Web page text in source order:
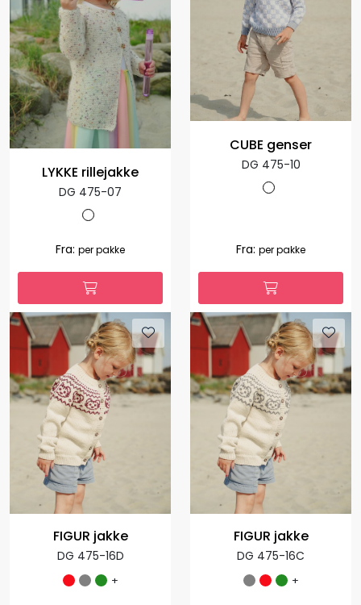
LYKKE rillejakke
DG 475-07
Fra: per pakke
CUBE genser
DG 475-10
Fra: per pakke
FIGUR jakke
DG 475-16D
+
FIGUR jakke
DG 475-16C
+